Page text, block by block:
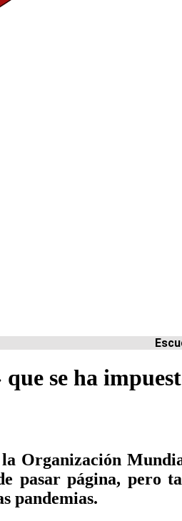
se ha
Organización
pasar página, pero
pandemias.